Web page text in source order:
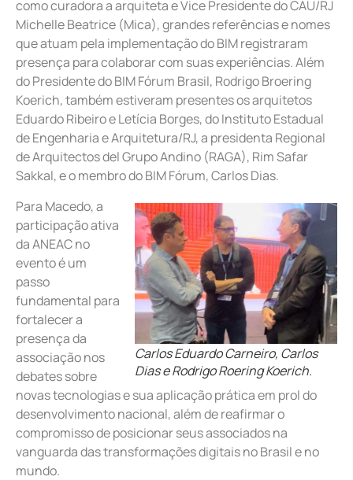
como curadora a arquiteta e Vice Presidente do CAU/RJ
Michelle Beatrice (Mica), grandes referências e nomes
que atuam pela implementação do BIM registraram
presença para colaborar com suas experiências. Além
do Presidente do BIM Fórum Brasil, Rodrigo Broering
Koerich, também estiveram presentes os arquitetos
Eduardo Ribeiro e Letícia Borges, do Instituto Estadual
de Engenharia e Arquitetura/RJ, a presidenta Regional
de Arquitectos del Grupo Andino (RAGA), Rim Safar
Sakkal, e o membro do BIM Fórum, Carlos Dias.
Carlos Eduardo Carneiro, Carlos
Dias e Rodrigo Roering Koerich.
Para Macedo, a
participação ativa
da ANEAC no
evento é um
passo
fundamental para
fortalecer a
presença da
associação nos
debates sobre
novas tecnologias e sua aplicação prática em prol do
desenvolvimento nacional, além de reafirmar o
compromisso de posicionar seus associados na
vanguarda das transformações digitais no Brasil e no
mundo.